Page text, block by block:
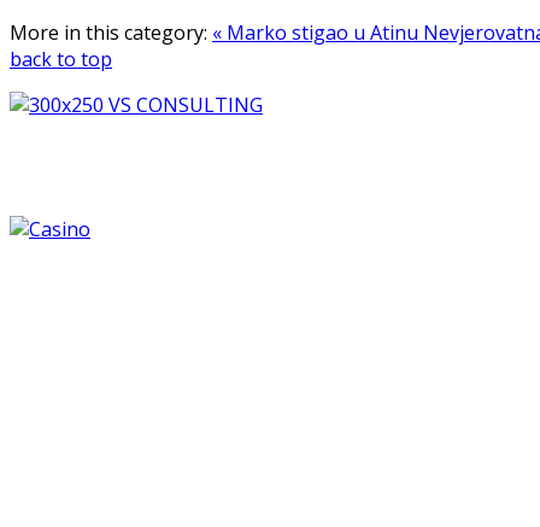
More in this category: « Marko stigao u Atinu
back to top